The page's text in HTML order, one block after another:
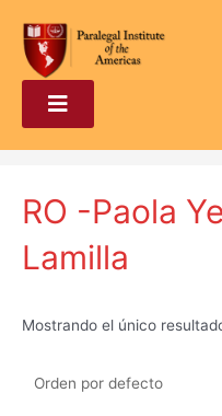
RO -Paola
Lamilla
Mostrando el único